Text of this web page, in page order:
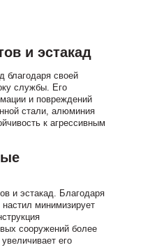
и эстакад
благодаря своей
службы. Его
и повреждений
стали, алюминия
к агрессивным
и эстакад. Благодаря
минимизирует
сооружений более
его